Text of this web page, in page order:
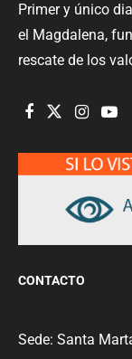
Primer y único
el Magdalena,
rescate de los
CONTACTO
Sede: Santa